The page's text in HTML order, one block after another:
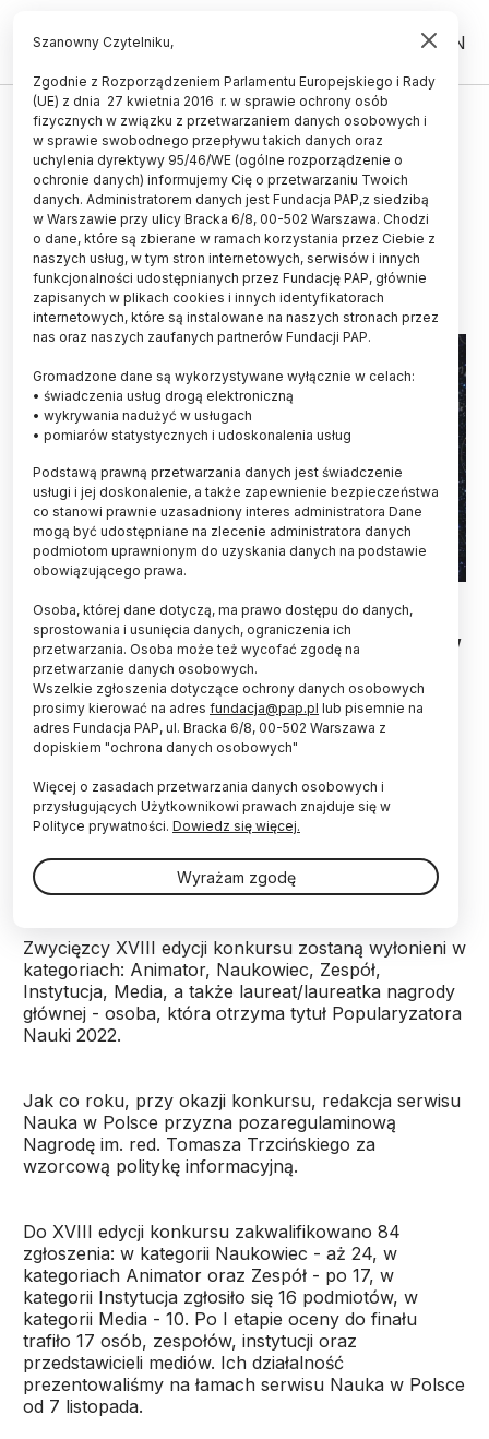
PL EN
POPULARYZACJA
Zakończyliśmy prezentację
finalistów konkursu
Popularyzator Nauki 2022
02.12.2022
aktualizacja: 02.12.2022
2 minuty czytania
Zakończyliśmy prezentację sylwetek kandydatów
nominowanych do nagrody Popularyzator Nauki
2022. Uroczystość, podczas której poznamy
zwycięzców konkursu, odbędzie się 9 grudnia w
Warszawie.
Od 7 listopada na łamach serwisu Nauka w Polsce
zaprezentowaliśmy działalność 17 kandydatów
nominowanych do nagrody Popularyzator Nauki
2022. Laureatów poznamy w piątek 9 grudnia,
podczas gali w Warszawie.
Zwycięzcy XVIII edycji konkursu zostaną wyłonieni w
kategoriach: Animator, Naukowiec, Zespół,
Instytucja, Media, a także laureat/laureatka nagrody
głównej - osoba, która otrzyma tytuł Popularyzatora
Nauki 2022.
Jak co roku, przy okazji konkursu, redakcja serwisu
Nauka w Polsce przyzna pozaregulaminową
Nagrodę im. red. Tomasza Trzcińskiego za
wzorcową politykę informacyjną.
Do XVIII edycji konkursu zakwalifikowano 84
zgłoszenia: w kategorii Naukowiec - aż 24, w
kategoriach Animator oraz Zespół - po 17, w
kategorii Instytucja zgłosiło się 16 podmiotów, w
kategorii Media - 10. Po I etapie oceny do finału
trafiło 17 osób, zespołów, instytucji oraz
przedstawicieli mediów. Ich działalność
prezentowaliśmy na łamach serwisu Nauka w Polsce
od 7 listopada.
Szanowny Czytelniku,
Zgodnie z Rozporządzeniem Parlamentu Europejskiego i Rady
(UE) z dnia 27 kwietnia 2016 r. w sprawie ochrony osób
fizycznych w związku z przetwarzaniem danych osobowych i
w sprawie swobodnego przepływu takich danych oraz
uchylenia dyrektywy 95/46/WE (ogólne rozporządzenie o
ochronie danych) informujemy Cię o przetwarzaniu Twoich
danych. Administratorem danych jest Fundacja PAP,z siedzibą
w Warszawie przy ulicy Bracka 6/8, 00-502 Warszawa. Chodzi
o dane, które są zbierane w ramach korzystania przez Ciebie z
naszych usług, w tym stron internetowych, serwisów i innych
funkcjonalności udostępnianych przez Fundację PAP, głównie
zapisanych w plikach cookies i innych identyfikatorach
internetowych, które są instalowane na naszych stronach przez
nas oraz naszych zaufanych partnerów Fundacji PAP.
Gromadzone dane są wykorzystywane wyłącznie w celach:
• świadczenia usług drogą elektroniczną
• wykrywania nadużyć w usługach
• pomiarów statystycznych i udoskonalenia usług
Podstawą prawną przetwarzania danych jest świadczenie
usługi i jej doskonalenie, a także zapewnienie bezpieczeństwa
co stanowi prawnie uzasadniony interes administratora Dane
mogą być udostępniane na zlecenie administratora danych
podmiotom uprawnionym do uzyskania danych na podstawie
obowiązującego prawa.
Osoba, której dane dotyczą, ma prawo dostępu do danych,
sprostowania i usunięcia danych, ograniczenia ich
przetwarzania. Osoba może też wycofać zgodę na
przetwarzanie danych osobowych.
Wszelkie zgłoszenia dotyczące ochrony danych osobowych
prosimy kierować na adres fundacja@pap.pl lub pisemnie na
adres Fundacja PAP, ul. Bracka 6/8, 00-502 Warszawa z
dopiskiem "ochrona danych osobowych"
Więcej o zasadach przetwarzania danych osobowych i
przysługujących Użytkownikowi prawach znajduje się w
Polityce prywatności. Dowiedz się więcej.
Wyrażam zgodę